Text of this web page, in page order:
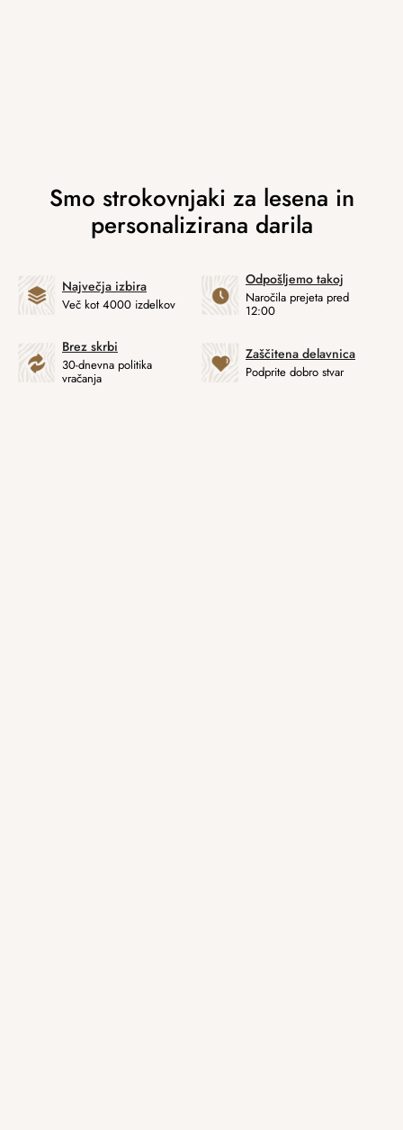
Največja izbira
Več kot 4000 izdelkov
Odpošljemo takoj
Naročila prejeta pred
12:00
Brez skrbi
30-dnevna politika
vračanja
Zaščitena delavnica
Podprite dobro stvar